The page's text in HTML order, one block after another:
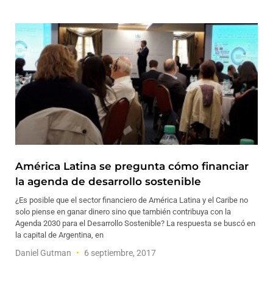
América Latina se pregunta cómo financiar
la agenda de desarrollo sostenible
¿Es posible que el sector financiero de América Latina y el Caribe no
solo piense en ganar dinero sino que también contribuya con la
Agenda 2030 para el Desarrollo Sostenible? La respuesta se buscó en
la capital de Argentina, en
Daniel Gutman 6 septiembre, 2017